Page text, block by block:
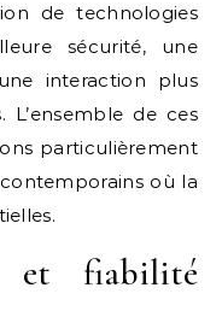
de technologies
sécurité, une
interaction plus
L’ensemble de ces
particulièrement
où la
et fiabilité